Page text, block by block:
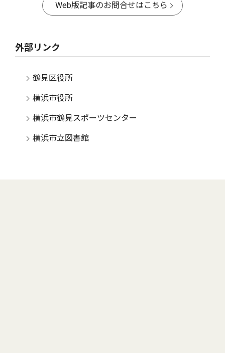
Web版記事のお問合せはこちら
外部リンク
鶴見区役所
横浜市役所
横浜市鶴見スポーツセンター
横浜市立図書館